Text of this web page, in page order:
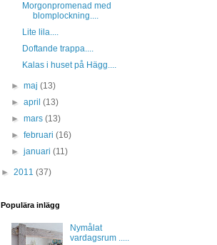
Morgonpromenad med
blomplockning....
Lite lila....
Doftande trappa....
Kalas i huset på Hägg....
►maj(13)
►april(13)
►mars(13)
►februari(16)
►januari(11)
► 2011 (37)
Populära inlägg
Nymålat
vardagsrum .....